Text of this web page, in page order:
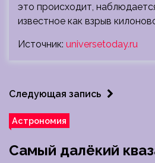
это происходит,
известное как взрыв
Источник: universetoday.ru
Следующая запись
Астрономия
Самый далёкий